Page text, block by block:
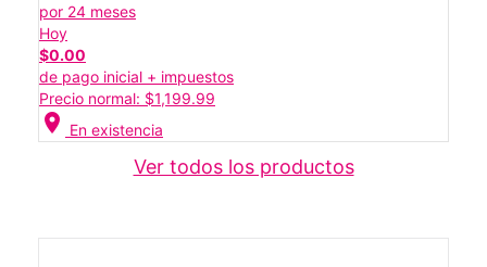
por 24 meses
Hoy
$0.00
de pago inicial + impuestos
Precio normal: $1,199.99
location_on En existencia
Ver todos los productos